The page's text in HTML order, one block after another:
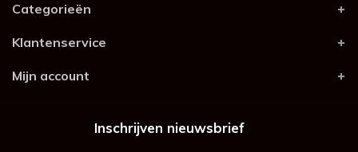
Categorieën
Klantenservice
Mijn account
Inschrijven nieuwsbrief